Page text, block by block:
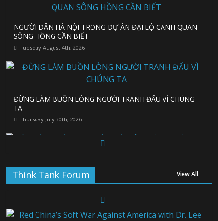
China reports reusable rocket breakthrough as it vies to
catch up with the US
Monday August 3rd, 2026
Iran appears to be preparing a major test of America’s
blockade
Monday August 3rd, 2026
NGƯỜI DÂN HÀ NỘI TRONG DỰ ÁN ĐẠI LỘ CẢNH QUAN
SÔNG HỒNG CẦN BIẾT
Tuesday August 4th, 2026
ĐỪNG LÀM BUỒN LÒNG NGƯỜI TRANH ĐẤU VÌ CHÚNG
TA
Thursday July 30th, 2026
Wednesday July 22nd, 2026
Think Tank Forum View All